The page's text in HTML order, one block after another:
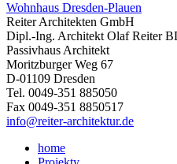
Wohnhaus Dresden-Plauen
Reiter Architekten GmbH
Dipl.-Ing. Architekt Olaf Reiter
Passivhaus Architekt
Moritzburger Weg 67
D-01109 Dresden
Tel. 0049-351 885050
Fax 0049-351 8850517
info@reiter-architektur.de
home